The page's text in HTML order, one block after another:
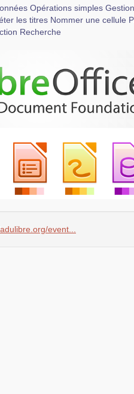
Opérations simples
les titres Nommer une cellule
Recherche
event...